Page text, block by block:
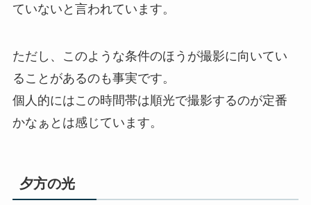
ていないと言われています。
ただし、このような条件のほうが撮影に向いてい
ることがあるのも事実です。
個人的にはこの時間帯は順光で撮影するのが定番
かなぁとは感じています。
夕方の光